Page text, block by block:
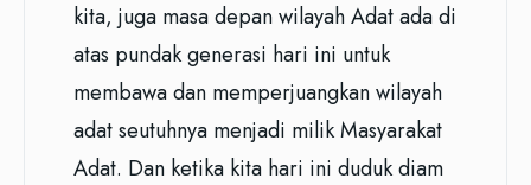
kita, juga masa depan wilayah Adat ada di
atas pundak generasi hari ini untuk
membawa dan memperjuangkan wilayah
adat seutuhnya menjadi milik Masyarakat
Adat. Dan ketika kita hari ini duduk diam